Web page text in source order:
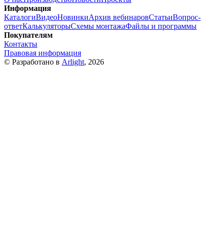
Информация
КаталогиВидеоНовинкиАрхив вебинаровСтатьиВопрос-
ответКалькуляторыСхемы монтажаФайлы и программы
Покупателям
Контакты
Правовая информация
© Разработано в Arlight, 2026